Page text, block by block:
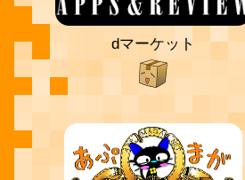
dマーケット